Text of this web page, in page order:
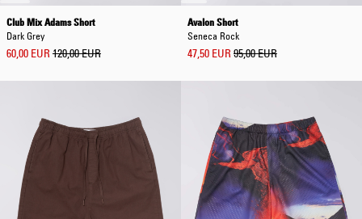
Club Mix Adams Short
Dark Grey
60,00 EUR 120,00 EUR
Avalon Short
Seneca Rock
47,50 EUR 95,00 EUR